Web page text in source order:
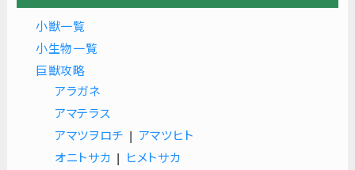
小獣一覧
小生物一覧
巨獣攻略
アラガネ
アマテラス
アマツヲロチ | アマツヒト
オニトサカ | ヒメトサカ